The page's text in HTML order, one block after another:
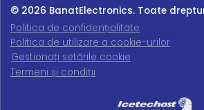
© 2026 BanatElectronics. Toate
Politica de confidențialitate
Politica de utilizare a cookie-urilor
Gestionați setările cookie
Termeni și condiții